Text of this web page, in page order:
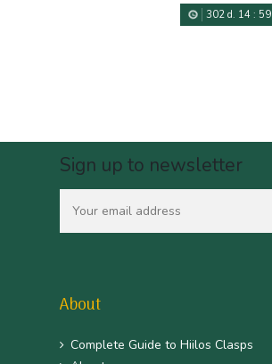
302 d. 14 :59
Sign up to newsletter
About
Complete Guide to Hiilos Clasps